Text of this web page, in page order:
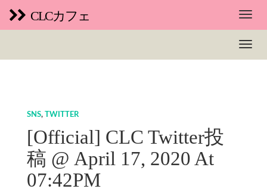
CLCカフェ
SNS, TWITTER
[Official] CLC Twitter投
稿 @ April 17, 2020 At
07:42PM